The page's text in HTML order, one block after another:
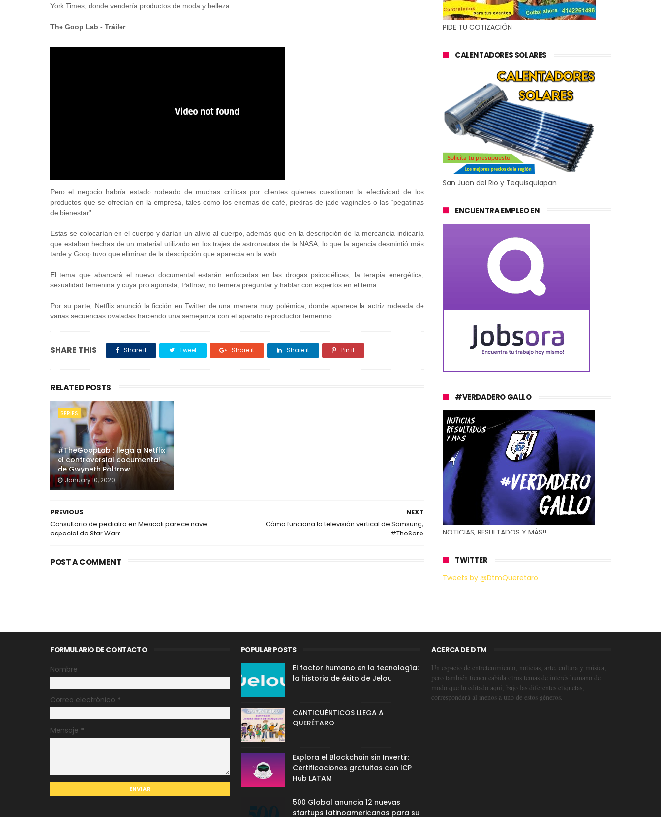
York Times, donde vendería productos de moda y belleza.
The Goop Lab - Tráiler
Pero el negocio habría estado rodeado de muchas críticas por clientes quienes cuestionan la efectividad de los
productos que se ofrecían en la empresa, tales como los enemas de café, piedras de jade vaginales o las “pegatinas
de bienestar”.
Estas se colocarían en el cuerpo y darían un alivio al cuerpo, además que en la descripción de la mercancía indicaría
que estaban hechas de un material utilizado en los trajes de astronautas de la NASA, lo que la agencia desmintió más
tarde y Goop tuvo que eliminar de la descripción que aparecía en la web.
El tema que abarcará el nuevo documental estarán enfocadas en las drogas psicodélicas, la terapia energética,
sexualidad femenina y cuya protagonista, Paltrow, no temerá preguntar y hablar con expertos en el tema.
Por su parte, Netflix anunció la ficción en Twitter de una manera muy polémica, donde aparece la actriz rodeada de
varias secuencias ovaladas haciendo una semejanza con el aparato reproductor femenino.
SHARE THIS Share it Tweet Share it Share it Pin it
RELATED POSTS
SERIES
#TheGoopLab : llega a Netflix
el controversial documental
de Gwyneth Paltrow
January 10, 2020
NEXT
Cómo funciona la televisión vertical de Samsung,
#TheSero
PREVIOUS
Consultorio de pediatra en Mexicali parece nave
espacial de Star Wars
POST A COMMENT
PIDE TU COTIZACIÓN
CALENTADORES SOLARES
San Juan del Rio y Tequisquiapan
ENCUENTRA EMPLEO EN
#VERDADERO GALLO
NOTICIAS, RESULTADOS Y MÁS!!
TWITTER
Tweets by @DtmQueretaro
FORMULARIO DE CONTACTO
Nombre
Correo electrónico *
Mensaje *
POPULAR POSTS
El factor humano en la tecnología:
la historia de éxito de Jelou
CANTICUÉNTICOS LLEGA A
QUERÉTARO
Explora el Blockchain sin Invertir:
Certificaciones gratuitas con ICP
Hub LATAM
500 Global anuncia 12 nuevas
startups latinoamericanas para su
ACERCA DE DTM
Un espacio de entretenimiento, noticias, arte, cultura y música,
pero también tienen cabida otros temas de interés humano de
modo que lo editado aquí, bajo las diferentes etiquetas,
corresponderá al menos a uno de estos géneros.